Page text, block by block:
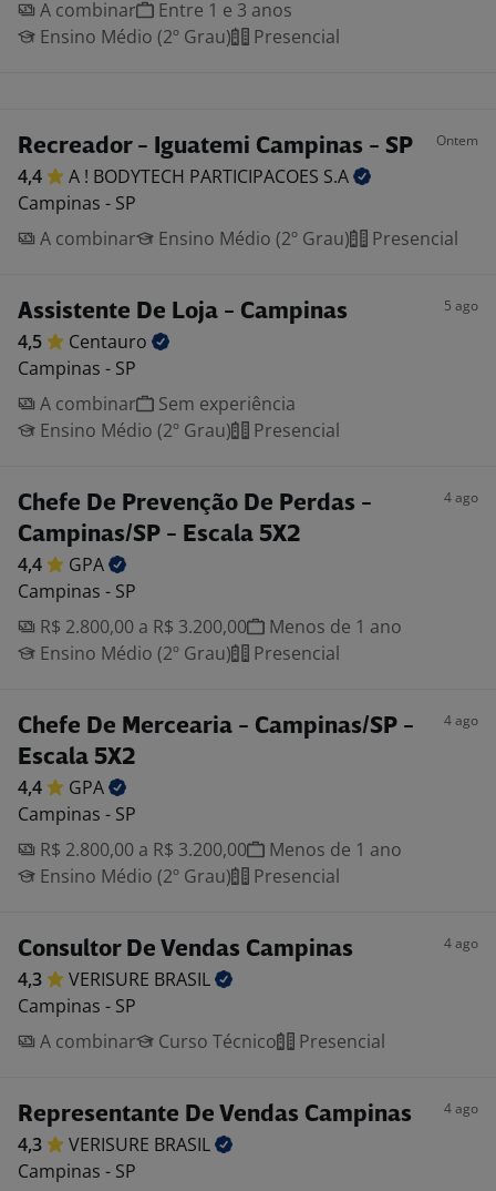
A combinar
Entre 1 e 3 anos
Ensino Médio (2º Grau)
Presencial
Recreador - Iguatemi Campinas - SP Ontem
4,4 A ! BODYTECH PARTICIPACOES S.A
Campinas - SP
A combinar
Ensino Médio (2º Grau) Presencial
Assistente De Loja - Campinas 5 ago
4,5
Centauro
Campinas - SP
A combinar
Sem experiência
Ensino Médio (2º Grau)
Presencial
Chefe De Prevenção De Perdas -
Campinas/SP - Escala 5X2
4 ago
4,4
GPA
Campinas - SP
R$ 2.800,00 a R$ 3.200,00
Menos de 1 ano
Ensino Médio (2º Grau)
Presencial
Chefe De Mercearia - Campinas/SP -
Escala 5X2
4 ago
4,4
GPA
Campinas - SP
R$ 2.800,00 a R$ 3.200,00
Menos de 1 ano
Ensino Médio (2º Grau)
Presencial
Consultor De Vendas Campinas 4 ago
4,3 VERISURE BRASIL
Campinas - SP
A combinar
Curso Técnico Presencial
Representante De Vendas Campinas 4 ago
4,3 VERISURE BRASIL
Campinas - SP